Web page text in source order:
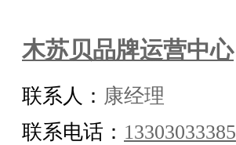
木苏贝品牌运营中心
联系人： 康经理
联系电话： 13303033385